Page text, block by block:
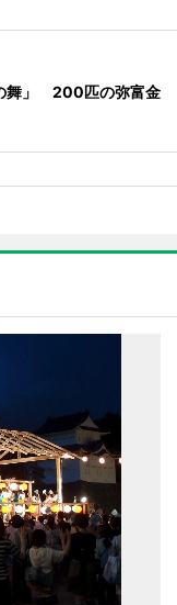
舞」 200匹の弥富金